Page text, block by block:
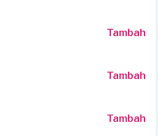
Tambah
Tambah
Tambah